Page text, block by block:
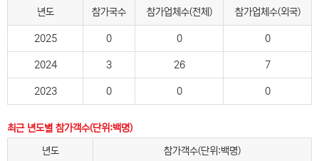
년도
참가국수 참가업체수(전체) 참가업체수(외국)
2025 0 0 0
2024 3 26 7
2023 0 0 0
최근 년도별 참가객수(단위:백명)
년도
참가객수(단위:백명)